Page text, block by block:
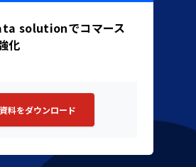
solutionでコマース
化
資料をダウンロード